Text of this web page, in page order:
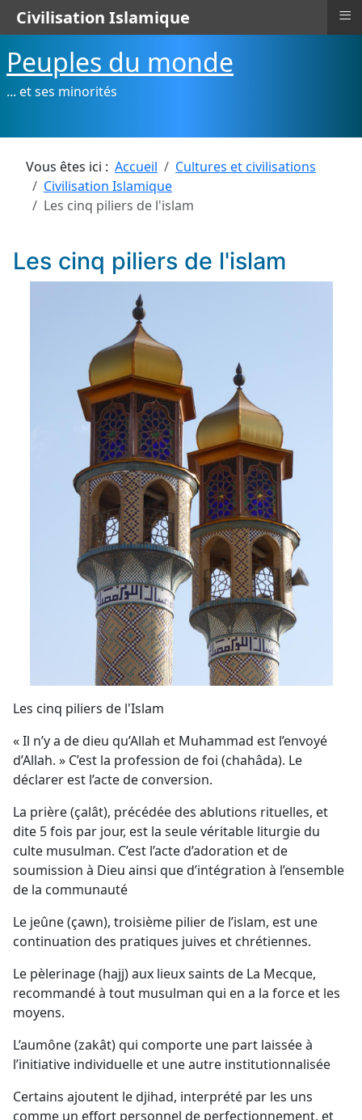
Peuples du monde
... et ses minorités
Vous êtes ici : Accueil
Cultures et civilisations
Civilisation Islamique
Les cinq piliers de l'islam
Les cinq piliers de l'islam
Les cinq piliers de l'Islam
« Il n’y a de dieu qu’Allah et Muhammad est l’envoyé
d’Allah. » C’est la profession de foi (chahâda). Le
déclarer est l’acte de conversion.
La prière (çalât), précédée des ablutions rituelles, et
dite 5 fois par jour, est la seule véritable liturgie du
culte musulman. C’est l’acte d’adoration et de
soumission à Dieu ainsi que d’intégration à l’ensemble
de la communauté
Le jeûne (çawn), troisième pilier de l’islam, est une
continuation des pratiques juives et chrétiennes.
Le pèlerinage (hajj) aux lieux saints de La Mecque,
recommandé à tout musulman qui en a la force et les
moyens.
L’aumône (zakât) qui comporte une part laissée à
l’initiative individuelle et une autre institutionnalisée
Certains ajoutent le djihad, interprété par les uns
comme un effort personnel de perfectionnement, et
Civilisation Islamique ≡